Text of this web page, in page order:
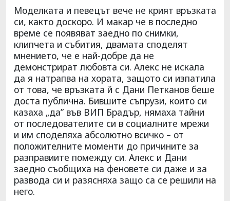
Моделката и певецът вече не крият връзката
си, както доскоро. И макар че в последно
време се появяват заедно по снимки,
клипчета и събития, двамата споделят
мнението, че е най-добре да не
демонстрират любовта си. Алекс не искала
да я натрапва на хората, защото си изпатила
от това, че връзката й с Дани Петканов беше
доста публична. Бившите съпрузи, които си
казаха „да” във ВИП Брадър, нямаха тайни
от последователите си в социалните мрежи
и им споделяха абсолютно всичко – от
положителните моменти до причините за
разправиите помежду си. Алекс и Дани
заедно съобщиха на феновете си даже и за
развода си и разясняха защо са се решили на
него.